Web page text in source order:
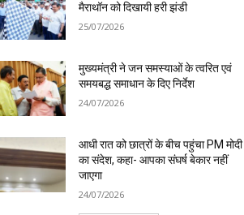
मैराथॉन को दिखायी हरी झंडी
25/07/2026
मुख्यमंत्री ने जन समस्याओं के त्वरित एवं
समयबद्ध समाधान के दिए निर्देश
24/07/2026
आधी रात को छात्रों के बीच पहुंचा PM मोदी
का संदेश, कहा- आपका संघर्ष बेकार नहीं
जाएगा
24/07/2026